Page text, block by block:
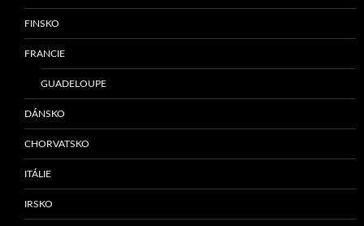
FINSKO
FRANCIE
GUADELOUPE
DÁNSKO
CHORVATSKO
ITÁLIE
IRSKO